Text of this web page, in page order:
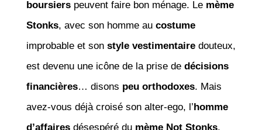
boursierspeuvent faire bon ménage. Le mème
Stonks, avec son homme au costume
improbable et son style vestimentairedouteux,
est devenu une icône de la prise de décisions
financières… disons peu orthodoxes. Mais
avez-vous déjà croisé son alter-ego, l’homme
d’affairesdésespéré du mème Not Stonks,